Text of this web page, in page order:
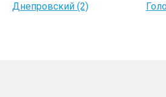
Днепровский (2)